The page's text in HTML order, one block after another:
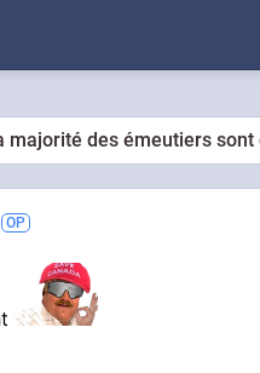
majorité des émeutiers